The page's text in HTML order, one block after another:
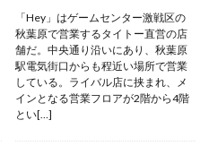
「Hey」はゲームセンター激戦区の
秋葉原で営業するタイトー直営の店
舗だ。中央通り沿いにあり、秋葉原
駅電気街口からも程近い場所で営業
している。ライバル店に挟まれ、メ
インとなる営業フロアが2階から4階
とい[…]